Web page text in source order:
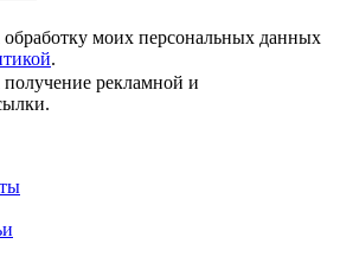
обработку моих персональных данных
.
получение рекламной и